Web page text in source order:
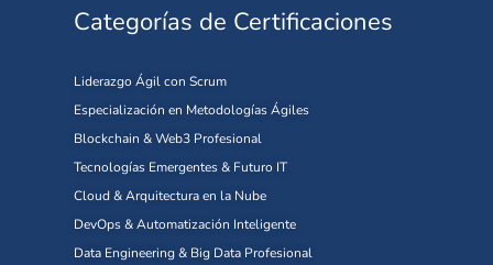
Categorías de Certificaciones
Liderazgo Ágil con Scrum
Especialización en Metodologías Ágiles
Blockchain & Web3 Profesional
Tecnologías Emergentes & Futuro IT
Cloud & Arquitectura en la Nube
DevOps & Automatización Inteligente
Data Engineering & Big Data Profesional